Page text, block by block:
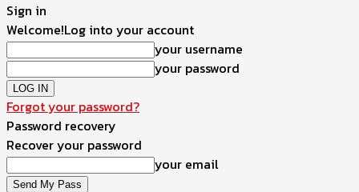
Sign in
Welcome!Log into your account
your username
your password
Forgot your password?
Password recovery
Recover your password
your email